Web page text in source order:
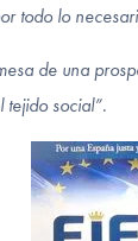
todo lo
de una
tejido social”.